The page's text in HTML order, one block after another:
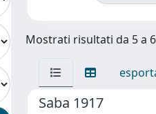
Mostrati risultati da 5 a
Saba 1917